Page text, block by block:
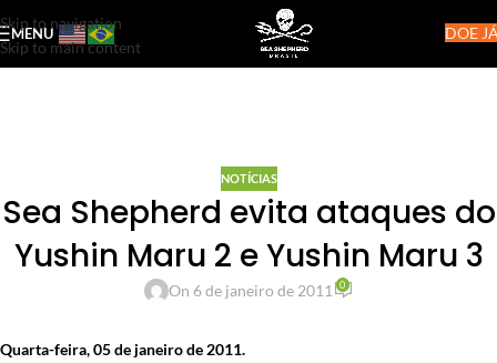
Skip to navigation
Skip to main content
MENU DOE
NOTÍCIAS
Sea Shepherd evita ataques do
Yushin Maru 2 e Yushin Maru 3
On 6 de janeiro de 2011 0
Quarta-feira, 05 de janeiro de 2011.